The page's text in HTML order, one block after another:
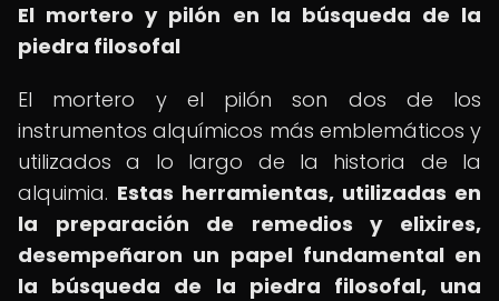
El mortero y pilón en la búsqueda de la
piedra filosofal
El mortero y el pilón son dos de los
instrumentos alquímicos más emblemáticos y
utilizados a lo largo de la historia de la
alquimia. Estas herramientas, utilizadas en
la preparación de remedios y elixires,
desempeñaron un papel fundamental en
la búsqueda de la piedra filosofal, una